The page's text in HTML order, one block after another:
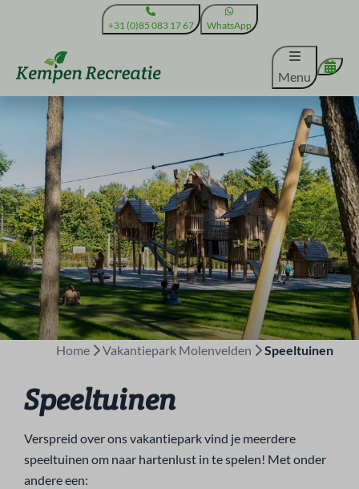
+31 (0)85 083 17 67 WhatsApp
Menu
Home Vakantiepark Molenvelden Speeltuinen
Speeltuinen
Verspreid over ons vakantiepark vind je meerdere
speeltuinen om naar hartenlust in te spelen! Met onder
andere een: